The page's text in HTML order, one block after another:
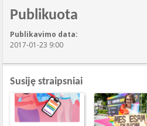
Publikuota
Publikavimo data:
2017-01-23 9:00
Susiję straipsniai